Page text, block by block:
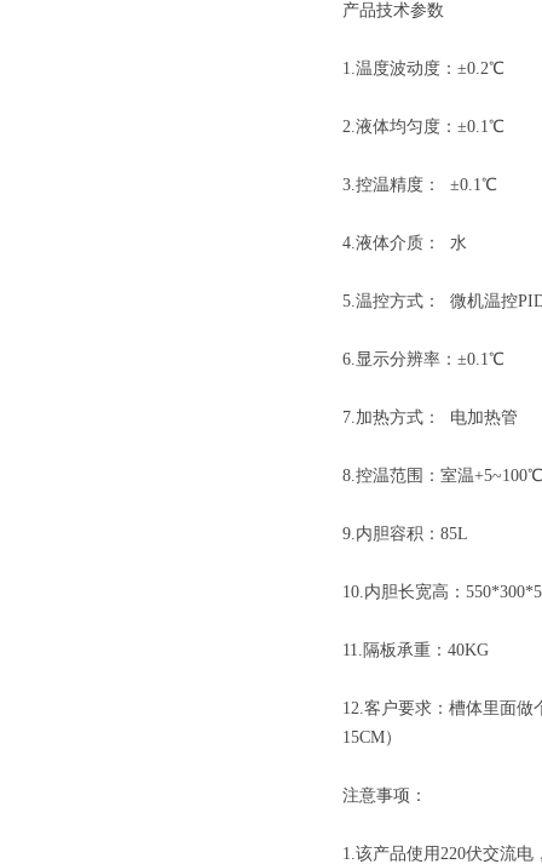
产品技术参数
1.温度波动度：±0.2℃
2.液体均匀度：±0.1℃
3.控温精度： ±0.1℃
4.液体介质： 水
5.温控方式： 微机温控
6.显示分辨率：±0.1℃
7.加热方式： 电加热管
8.控温范围：室温+5~100℃
9.内胆容积：85L
10.内胆长宽高：
11.隔板承重：40KG
12.客户要求：槽体里面做
15CM）
注意事项：
1.该产品使用220伏交流